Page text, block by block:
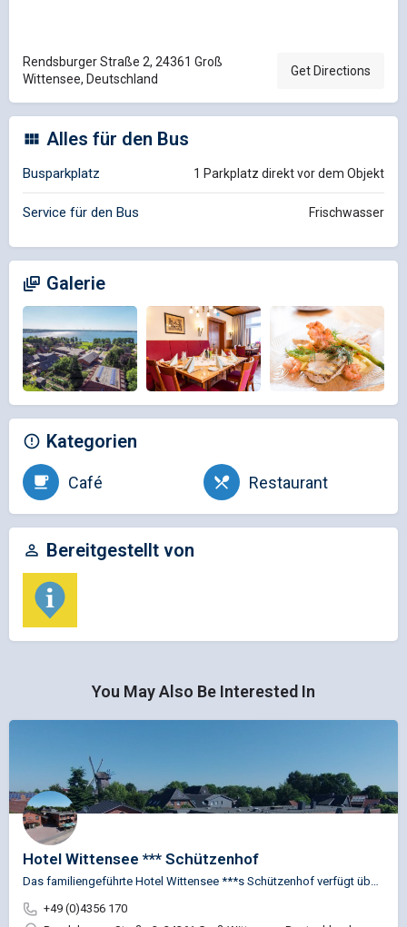
Rendsburger Straße 2, 24361 Groß
Wittensee, Deutschland
Get Directions
Alles für den Bus
Busparkplatz 1 Parkplatz direkt vor dem Objekt
Service für den Bus Frischwasser
Galerie
Kategorien
Café Restaurant
Bereitgestellt von
You May Also Be Interested In
Hotel Wittensee *** Schützenhof
Das familiengeführte Hotel Wittensee ***s Schützenhof verfügt über 79 Hotelzimmer, alle gruppenfreundlich…
+49 (0)4356 170